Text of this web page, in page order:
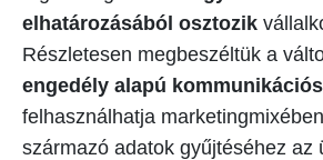
elhatározásából osztozik
Részletesen megbeszéltük a
engedély alapú
felhasználhatja
származó adatok gyűjtéséhez az